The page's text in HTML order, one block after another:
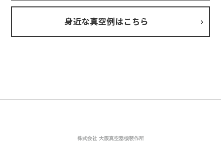
身近な真空例はこちら